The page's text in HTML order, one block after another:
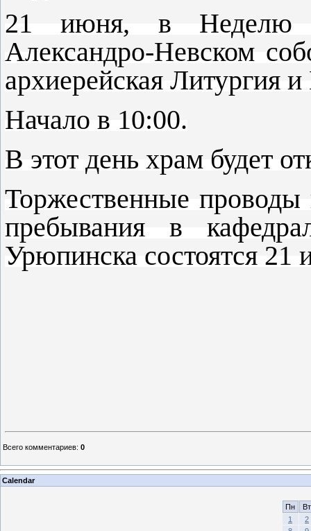
21 июня, в Неделю
Александро-Невском
архиерейская Литургия
Начало в 10:00.
В этот день храм будет
Торжественные проводы
пребывания в
Урюпинска состоятся 21
Всего комментариев: 0
Calendar
Пн
Вт
1
2